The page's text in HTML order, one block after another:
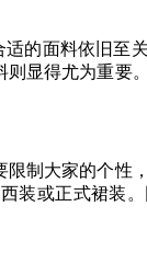
的面料依旧至
显得尤为重要
制大家的个性
装或正式裙装